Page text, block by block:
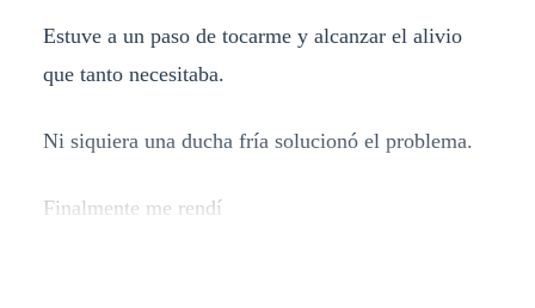
Estuve a un paso de tocarme y alcanzar el alivio
que tanto necesitaba.
Ni siquiera una ducha fría solucionó el problema.
Finalmente me rendí